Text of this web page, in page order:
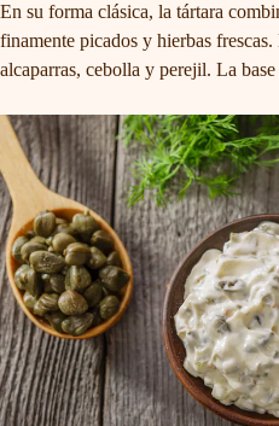
En su forma clásica, la tártara
finamente picados y hierbas
alcaparras, cebolla y perejil. La